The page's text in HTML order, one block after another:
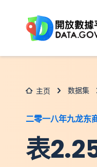
主页 数据集
二零一八年九龙东
表